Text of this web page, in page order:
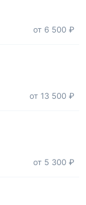
от 6 500 ₽
от 13 500 ₽
от 5 300 ₽